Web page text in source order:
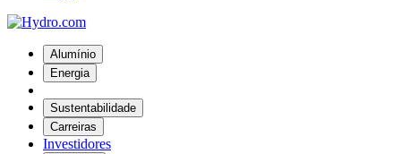
Alumínio
Energia
Sustentabilidade
Carreiras
Investidores